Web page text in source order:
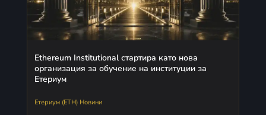
Ethereum Institutional стартира като нова
организация за обучение на институции за
Етериум
Етериум (ETH) Новини